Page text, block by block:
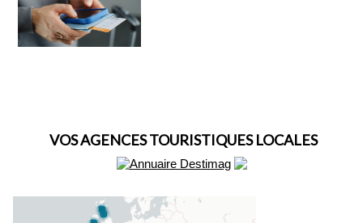
VOS AGENCES TOURISTIQUES LOCALES